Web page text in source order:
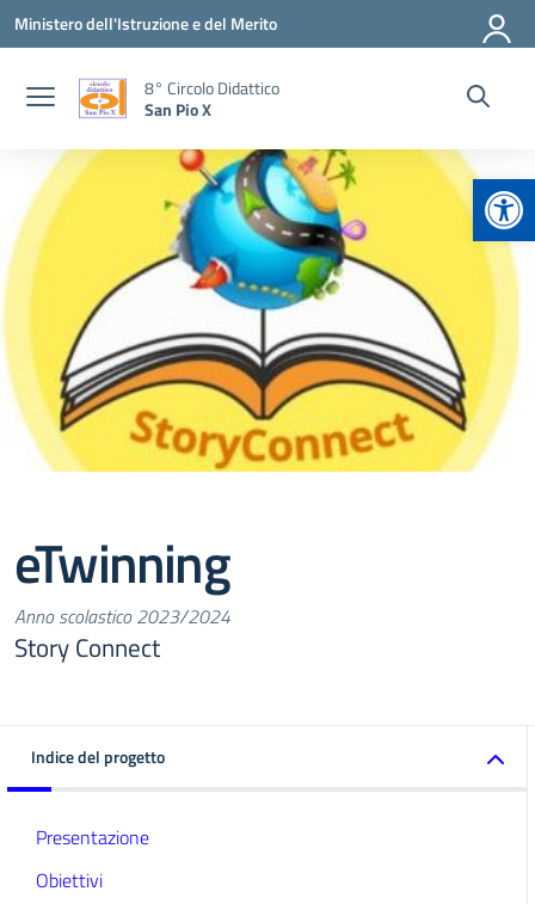
Vai ai contenuti
Vai al menu di navigazione
Vai al footer
Ministero dell'Istruzione e del Merito
8° Circolo Didattico
San Pio X
eTwinning
Anno scolastico 2023/2024
Story Connect
Indice del progetto
Presentazione
Obiettivi